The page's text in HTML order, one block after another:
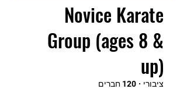
Novice Karate
Group (ages 8 &
up)
ציבורי · 120 חברים